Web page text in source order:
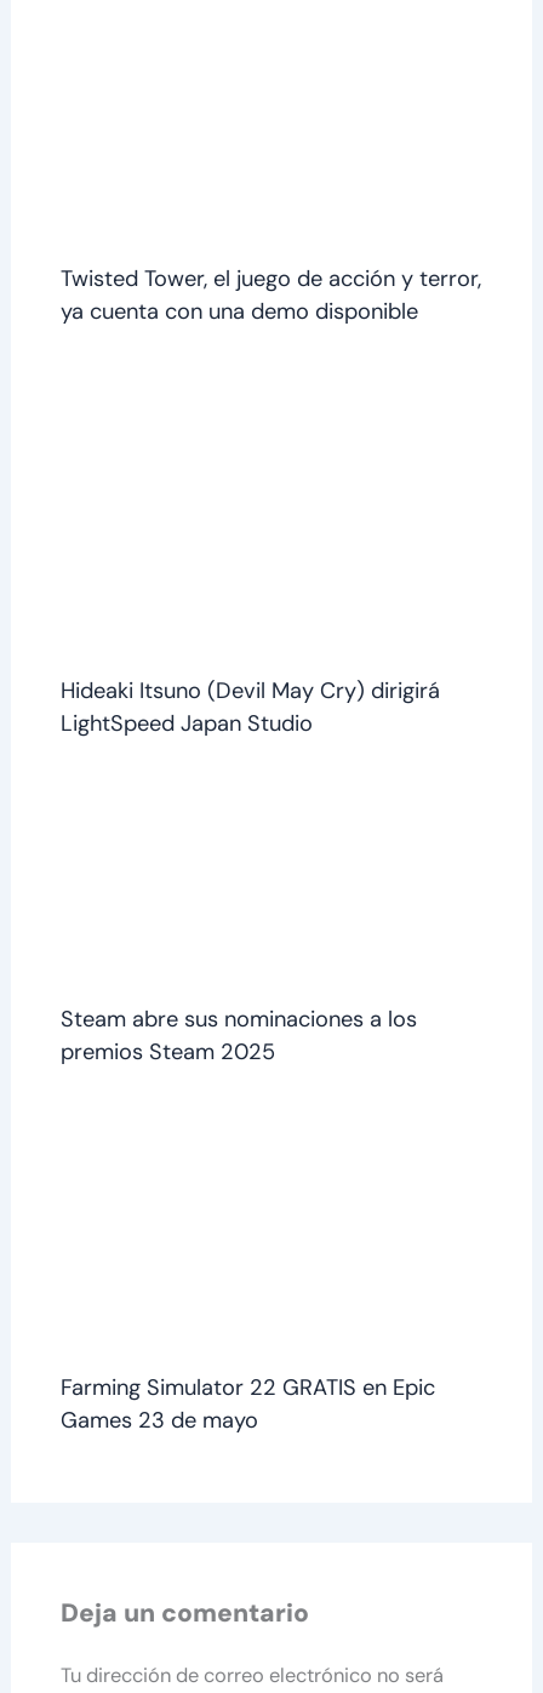
Twisted Tower, el juego de acción y terror,
ya cuenta con una demo disponible
Hideaki Itsuno (Devil May Cry) dirigirá
LightSpeed Japan Studio
Steam abre sus nominaciones a los
premios Steam 2025
Farming Simulator 22 GRATIS en Epic
Games 23 de mayo
Deja un comentario
Tu dirección de correo electrónico no será